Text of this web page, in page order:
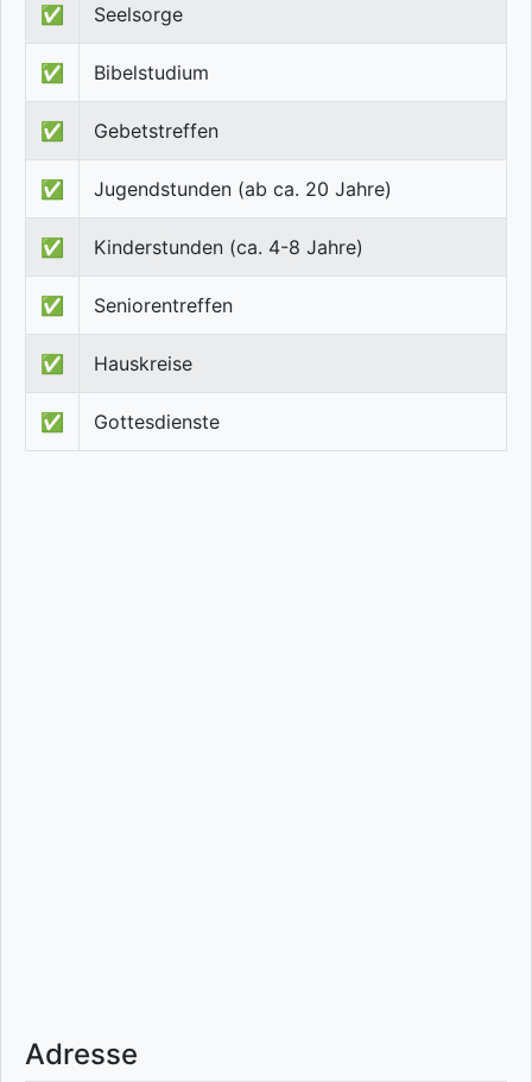
✅ Seelsorge
✅ Bibelstudium
✅ Gebetstreffen
✅ Jugendstunden (ab ca. 20 Jahre)
✅ Kinderstunden (ca. 4-8 Jahre)
✅ Seniorentreffen
✅ Hauskreise
✅ Gottesdienste
Adresse